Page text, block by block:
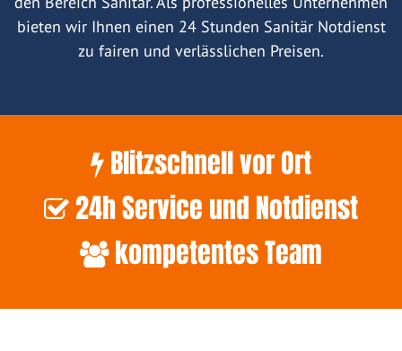
bieten wir Ihnen einen 24 Stunden Sanitär Notdienst
zu fairen und verlässlichen Preisen.
Blitzschnell vor Ort
24h Service und Notdienst
kompetentes Team